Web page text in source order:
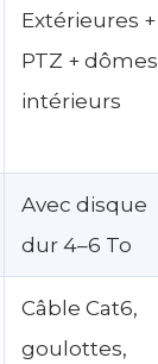
Extérieures +
PTZ + dômes
intérieurs
Avec disque
dur 4–6 To
Câble Cat6,
goulottes,